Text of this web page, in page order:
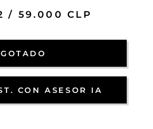
/ 59.000 CLP
CON ASESOR IA